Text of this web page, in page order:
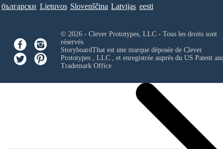
български Lietuvos Slovenščina Latvijas eesti
© 2026 - Clever Prototypes, LLC - Tous les droits sont
réservés.
StoryboardThat est une marque déposée de Clever
Prototypes , LLC, et enregistrée auprès du US Patent
Trademark Office